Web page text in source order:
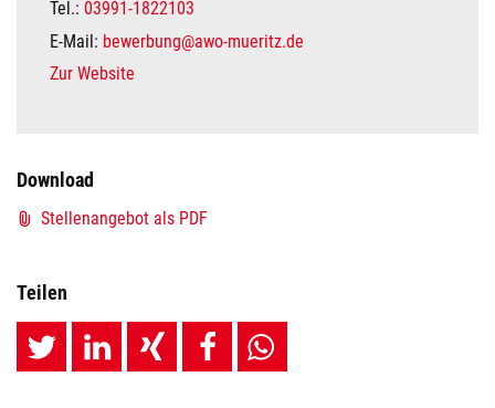
Tel.: 03991-1822103
E-Mail: bewerbung@awo-mueritz.de
Zur Website
Download
Stellenangebot als PDF
Teilen